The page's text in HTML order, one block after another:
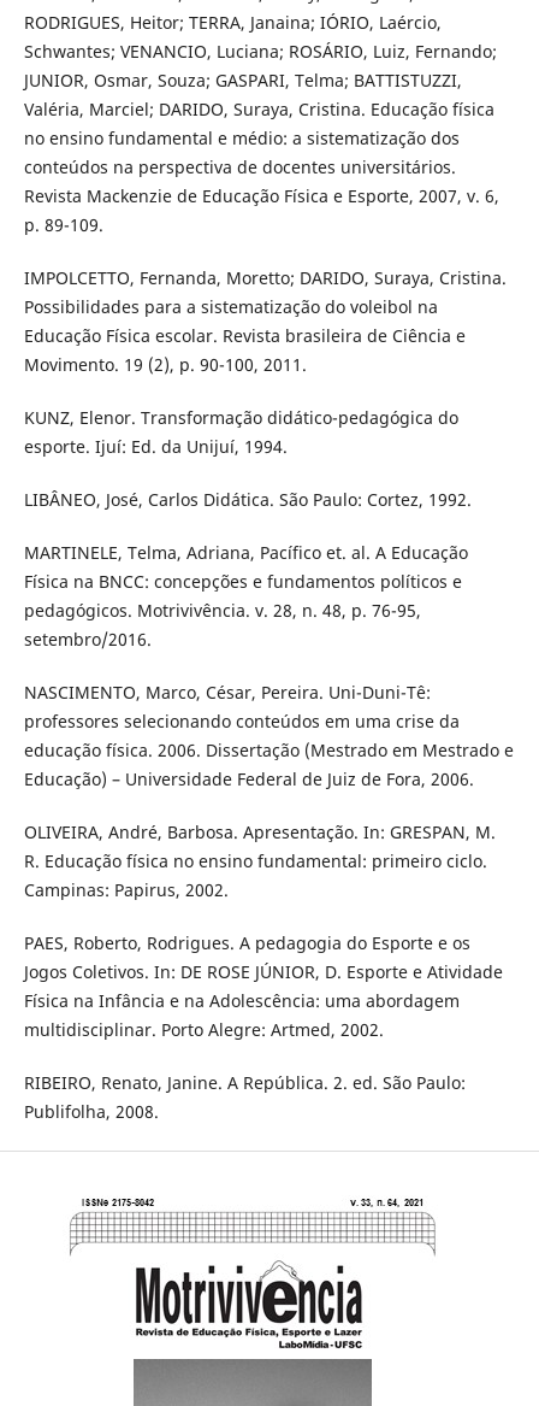
RODRIGUES, Heitor; TERRA, Janaina; IÓRIO, Laércio,
Schwantes; VENANCIO, Luciana; ROSÁRIO, Luiz, Fernando;
JUNIOR, Osmar, Souza; GASPARI, Telma; BATTISTUZZI,
Valéria, Marciel; DARIDO, Suraya, Cristina. Educação física
no ensino fundamental e médio: a sistematização dos
conteúdos na perspectiva de docentes universitários.
Revista Mackenzie de Educação Física e Esporte, 2007, v. 6,
p. 89-109.
IMPOLCETTO, Fernanda, Moretto; DARIDO, Suraya, Cristina.
Possibilidades para a sistematização do voleibol na
Educação Física escolar. Revista brasileira de Ciência e
Movimento. 19 (2), p. 90-100, 2011.
KUNZ, Elenor. Transformação didático-pedagógica do
esporte. Ijuí: Ed. da Unijuí, 1994.
LIBÂNEO, José, Carlos Didática. São Paulo: Cortez, 1992.
MARTINELE, Telma, Adriana, Pacífico et. al. A Educação
Física na BNCC: concepções e fundamentos políticos e
pedagógicos. Motrivivência. v. 28, n. 48, p. 76-95,
setembro/2016.
NASCIMENTO, Marco, César, Pereira. Uni-Duni-Tê:
professores selecionando conteúdos em uma crise da
educação física. 2006. Dissertação (Mestrado em Mestrado e
Educação) – Universidade Federal de Juiz de Fora, 2006.
OLIVEIRA, André, Barbosa. Apresentação. In: GRESPAN, M.
R. Educação física no ensino fundamental: primeiro ciclo.
Campinas: Papirus, 2002.
PAES, Roberto, Rodrigues. A pedagogia do Esporte e os
Jogos Coletivos. In: DE ROSE JÚNIOR, D. Esporte e Atividade
Física na Infância e na Adolescência: uma abordagem
multidisciplinar. Porto Alegre: Artmed, 2002.
RIBEIRO, Renato, Janine. A República. 2. ed. São Paulo:
Publifolha, 2008.